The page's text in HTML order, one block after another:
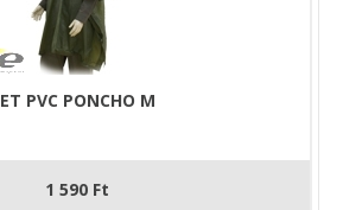
ET PVC PONCHO M
1 590 Ft